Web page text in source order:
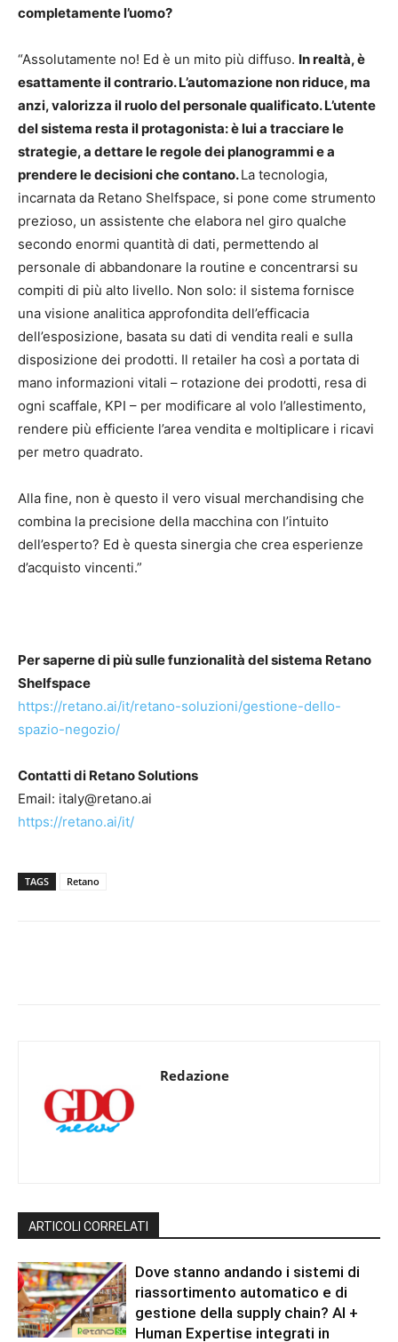
completamente l’uomo?
“Assolutamente no! Ed è un mito più diffuso. In realtà, è
esattamente il contrario. L’automazione non riduce, ma
anzi, valorizza il ruolo del personale qualificato. L’utente
del sistema resta il protagonista: è lui a tracciare le
strategie, a dettare le regole dei planogrammi e a
prendere le decisioni che contano.La tecnologia,
incarnata da Retano Shelfspace, si pone come strumento
prezioso, un assistente che elabora nel giro qualche
secondo enormi quantità di dati, permettendo al
personale di abbandonare la routine e concentrarsi su
compiti di più alto livello. Non solo: il sistema fornisce
una visione analitica approfondita dell’efficacia
dell’esposizione, basata su dati di vendita reali e sulla
disposizione dei prodotti. Il retailer ha così a portata di
mano informazioni vitali – rotazione dei prodotti, resa di
ogni scaffale, KPI – per modificare al volo l’allestimento,
rendere più efficiente l’area vendita e moltiplicare i ricavi
per metro quadrato.
Alla fine, non è questo il vero visual merchandising che
combina la precisione della macchina con l’intuito
dell’esperto? Ed è questa sinergia che crea esperienze
d’acquisto vincenti.”
Per saperne di più sulle funzionalità del sistema Retano
Shelfspace
https://retano.ai/it/retano-soluzioni/gestione-dello-
spazio-negozio/
Contatti di Retano Solutions
Email: italy@retano.ai
https://retano.ai/it/
TAGS Retano
Redazione
ARTICOLI CORRELATI
Dove stanno andando i sistemi di
riassortimento automatico e di
gestione della supply chain? AI +
Human Expertise integrati in